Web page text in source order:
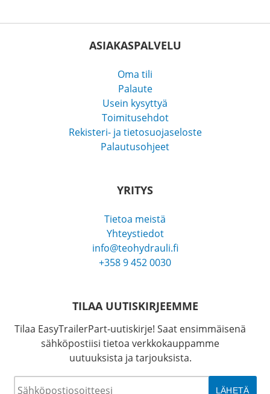
ASIAKASPALVELU
Oma tili
Palaute
Usein kysyttyä
Toimitusehdot
Rekisteri- ja tietosuojaseloste
Palautusohjeet
YRITYS
Tietoa meistä
Yhteystiedot
info@teohydrauli.fi
+358 9 452 0030
TILAA UUTISKIRJEEMME
Tilaa EasyTrailerPart-uutiskirje! Saat ensimmäisenä
sähköpostiisi tietoa verkkokauppamme
uutuuksista ja tarjouksista.